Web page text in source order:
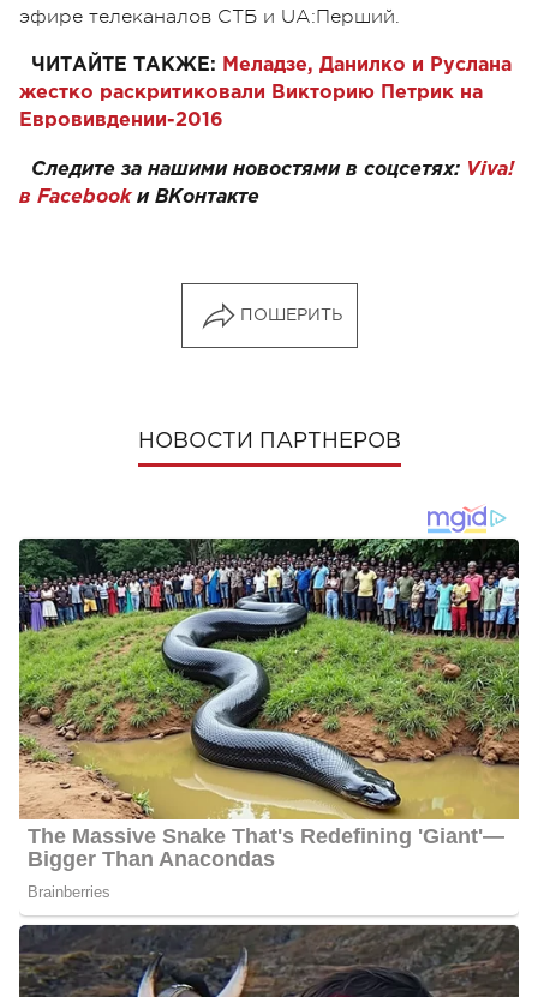
эфире телеканалов СТБ и UA:Перший.
ЧИТАЙТЕ ТАКЖЕ: Меладзе, Данилко и Руслана
жестко раскритиковали Викторию Петрик на
Евровивдении-2016
Следите за нашими новостями в соцсетях: Viva!
в Facebookи ВКонтакте
ПОШЕРИТЬ
НОВОСТИ ПАРТНЕРОВ